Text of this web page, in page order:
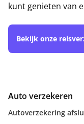
kunt genieten van
Bekijk onze
Auto verzekeren
Autoverzekering